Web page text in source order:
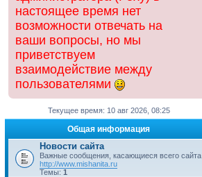
настоящее время нет
возможности отвечать на
ваши вопросы, но мы
приветствуем
взаимодействие между
пользователями
Текущее время: 10 авг 2026, 08:25
Общая информация
Новости сайта
Важные сообщения, касающиеся всего сайта
http://www.mishanita.ru
Темы: 1